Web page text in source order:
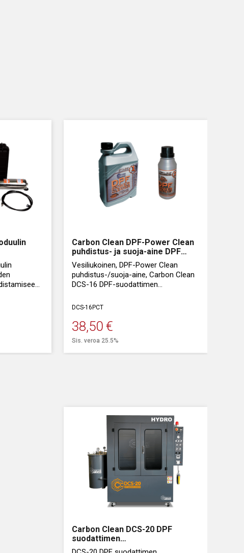
Carbon Clean DPF-Power Clean
puhdistus- ja suoja-aine DPF
puhdistusjärjestelmälle
Vesiliukoinen, DPF-Power Clean
puhdistus-/suoja-aine, Carbon Clean
DCS-16 DPF-suodattimen
DCS-16PCT
38,50 €
Sis. veroa 25.5%
Carbon Clean DCS-20 DPF
suodattimen
puhdistusjärjestelmä